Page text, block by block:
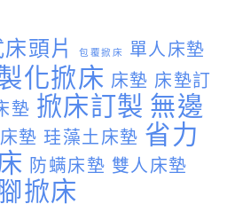
頭片 包覆掀床 單人床墊
化掀床 床墊 床墊訂
墊 掀床訂製 無邊
墊 珪藻土床墊 省力
防螨床墊 雙人床墊
掀床